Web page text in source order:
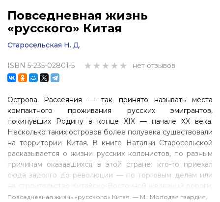
Повседневная жизнь
«русского» Китая
Старосельская Н. Д.
ISBN 5-235-02801-5 нет отзывов
Острова Рассеяния — так принято называть места
компактного проживания русских эмигрантов,
покинувших Родину в конце XIX — начале XX века.
Несколько таких островов более полувека существовали
на территории Китая. В книге Натальи Старосельской
расказывается о жизни русских колонистов, по разным
причинам оказавшихся в этой стране: кто-то приехал
сюда задолго до революции — по торговым делам или
на строительство Китайско-Восточной железной дороги;
кто-то бежал от красного террора и Гражданской войны.
Повседневная жизнь «русского» Китая. — М.: Мо­лодая гвардия,